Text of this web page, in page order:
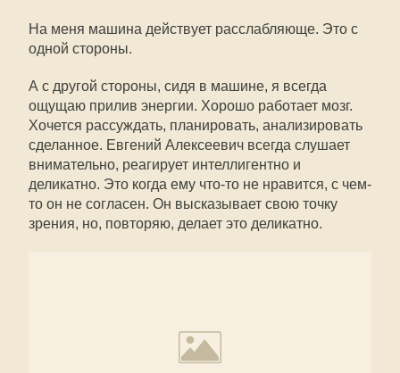
На меня машина действует расслабляюще. Это с
одной стороны.
А с другой стороны, сидя в машине, я всегда
ощущаю прилив энергии. Хорошо работает мозг.
Хочется рассуждать, планировать, анализировать
сделанное. Евгений Алексеевич всегда слушает
внимательно, реагирует интеллигентно и
деликатно. Это когда ему что-то не нравится, с чем-
то он не согласен. Он высказывает свою точку
зрения, но, повторяю, делает это деликатно.